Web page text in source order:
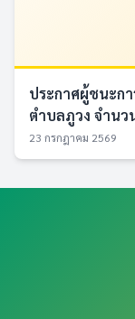
ประกาศผู้ชนะก
ตำบลภูวง จำน
23 กรกฎาคม 2569